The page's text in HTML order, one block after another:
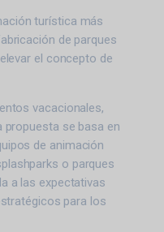
turística más
de parques
el concepto de
vacacionales,
propuesta se basa en
de animación
o parques
a las expectativas
para los